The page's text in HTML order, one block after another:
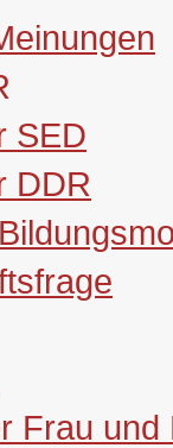
SED
DDR
Frau und